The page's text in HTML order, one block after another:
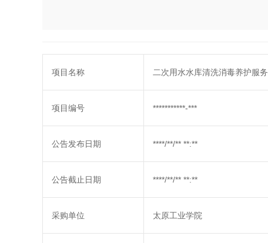
项目名称 二次用水水库清洗消毒养护服务
项目编号 ***********-***
公告发布日期 ****/**/** **:**
公告截止日期 ****/**/** **:**
采购单位 太原工业学院